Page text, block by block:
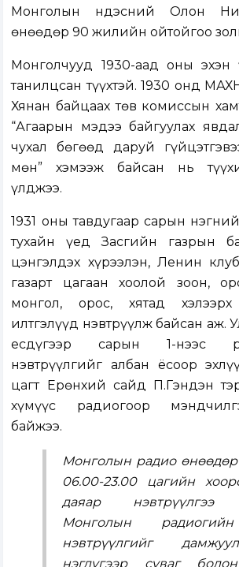
Монголын Үндэсний Олон
өнөөдөр 90 жилийн ойтойгоо
Монголчууд 1930-аад оны эхэн
танилцсан түүхтэй. 1930 онд
Хянан байцаах төв комиссын
“Агаарын мэдээ байгуулах
чухал бөгөөд даруй
мөн” хэмээж байсан нь
үлджээ.
1931 оны тавдугаар сарын
тухайн үед Засгийн газрын
цэнгэлдэх хүрээлэн, Ленин
газарт цагаан хоолой зоон,
монгол, орос, хятад
илтгэлүүд нэвтрүүлж байсан аж.
есдүгээр сарын 1-нээс
нэвтрүүлгийг албан ёсоор
цагт Ерөнхий сайд П.Гэндэн
хүмүүс радиогоор
байжээ.
Монголын радио
06.00-23.00 цагийн
даяар нэвтрүүлгээ
Монголын
нэвтрүүлгийг
нэгдүгээр суваг